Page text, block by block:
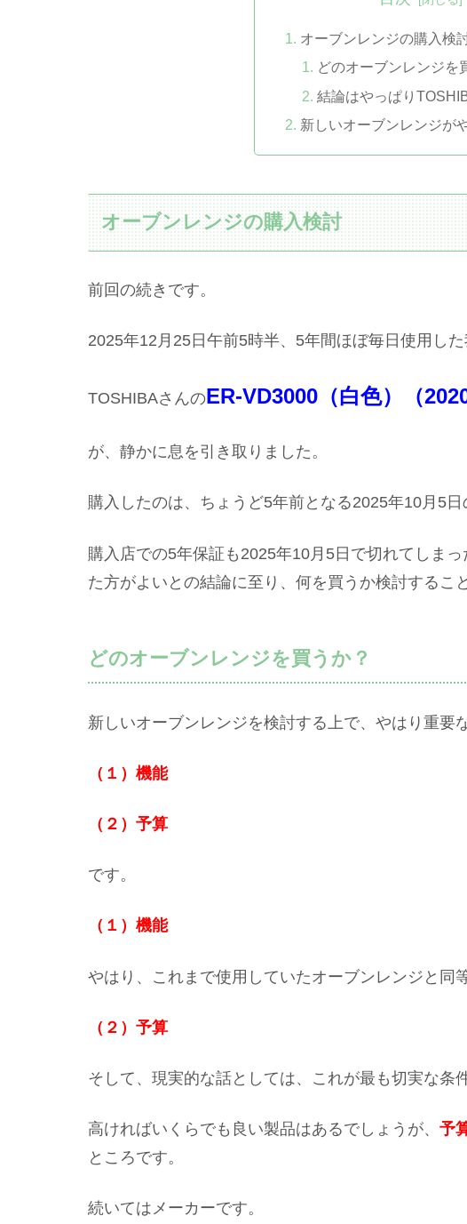
オーブンレンジの購入検
どのオーブンレンジを
結論はやっぱり
新しいオーブンレンジが
オーブンレンジの購入検討
前回の続きです。
2025年12月25日午前5時半、5年間ほぼ毎日使用し
TOSHIBAさんのER-VD3000（白色）（
が、静かに息を引き取りました。
購入したのは、ちょうど5年前となる2025年10月5日
購入店での5年保証も2025年10月5日で切れてしま
た方がよいとの結論に至り、何を買うか検討するこ
どのオーブンレンジを買うか？
新しいオーブンレンジを検討する上で、やはり重要
（１）機能
（２）予算
です。
（１）機能
やはり、これまで使用していたオーブンレンジと同
（２）予算
そして、現実的な話としては、これが最も切実な条
高ければいくらでも良い製品はあるでしょうが、 予
ところです。
続いてはメーカーです。